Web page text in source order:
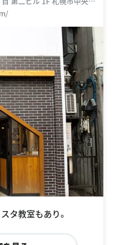
タ教室もあり。